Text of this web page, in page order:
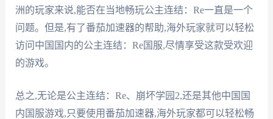
洲的玩家来说,能否在当地畅玩公主连结：Re一直是一个
问题。但是,有了番茄加速器的帮助,海外玩家就可以轻松
访问中国国内的公主连结：Re国服,尽情享受这款受欢迎
的游戏。
总之,无论是公主连结：Re、崩坏学园2,还是其他中国国
内国服游戏,只要使用番茄加速器,海外玩家都可以轻松畅